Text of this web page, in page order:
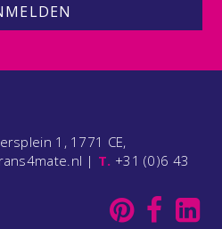
1, 1771 CE,
| T. +31 (0)6 43